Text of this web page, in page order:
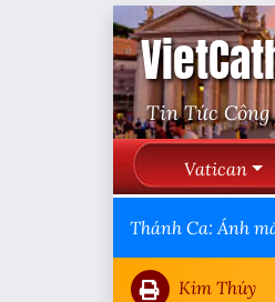
Tin Tức
Vatican
Thánh Ca: Ánh
Kim Thúy